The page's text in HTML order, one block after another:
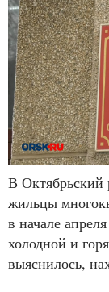
В Октябрьский
жильцы
в начале
холодной и
выяснилось,